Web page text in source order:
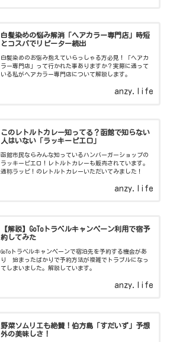
白髪染めの悩み解消「ヘアカラー専門店」時短
とコスパでリピーター続出
白髪染めのお悩み抱えていらっしゃる方必見！「ヘアカ
ラー専門店」って行かれた事ありますか？実際に通って
いる私がヘアカラー専門店について解説します。
anzy.life
このレトルトカレー知ってる？函館で知らない
人はいない「ラッキーピエロ」
函館市民ならみんな知っているハンバーガーショップの
ラッキーピエロ！レトルトカレーも販売されています。
通称ラッピ！のレトルトカレーいただいてみました！
anzy.life
【解説】GoToトラベルキャンペーン利用で宿予
約してみた
GoToトラベルキャンペーンで宿泊先を予約する機会があ
り 始まったばかりで予約方法が複雑でトラブルになっ
てしまいました。解説しています。
anzy.life
野菜ソムリエも絶賛！伯方島「すだいず」予想
外の美味しさ！